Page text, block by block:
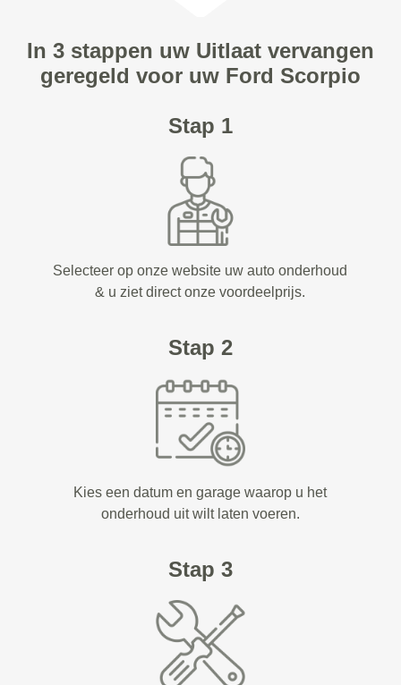
In 3 stappen uw Uitlaat vervangen
geregeld voor uw Ford Scorpio
Stap 1
Selecteer op onze website uw auto onderhoud
& u ziet direct onze voordeelprijs.
Stap 2
Kies een datum en garage waarop u het
onderhoud uit wilt laten voeren.
Stap 3